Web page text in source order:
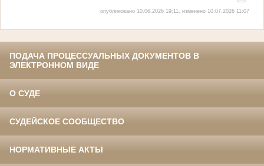
опубликовано 10.06.2026 19:11, изменено 10.07.2026 11:07
ПОДАЧА ПРОЦЕССУАЛЬНЫХ ДОКУМЕНТОВ В
ЭЛЕКТРОННОМ ВИДЕ
О СУДЕ
СУДЕЙСКОЕ СООБЩЕСТВО
НОРМАТИВНЫЕ АКТЫ